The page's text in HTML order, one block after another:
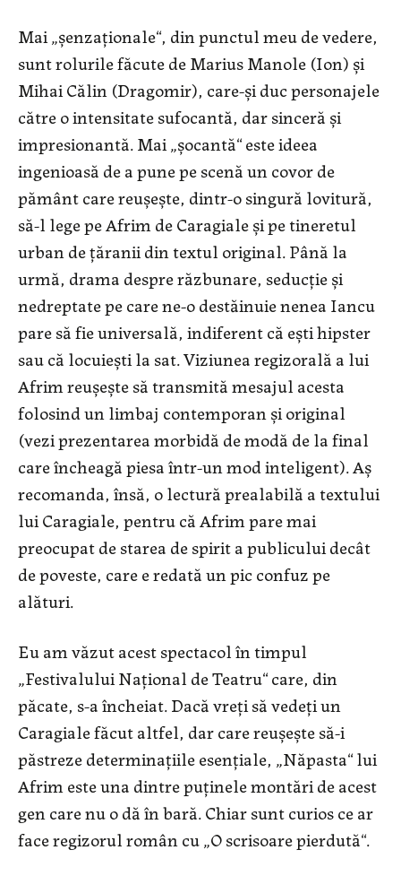
Mai „șenzaționale“, din punctul meu de vedere,
sunt rolurile făcute de Marius Manole (Ion) și
Mihai Călin (Dragomir), care-și duc personajele
către o intensitate sufocantă, dar sinceră și
impresionantă. Mai „șocantă“ este ideea
ingenioasă de a pune pe scenă un covor de
pământ care reușește, dintr-o singură lovitură,
să-l lege pe Afrim de Caragiale și pe tineretul
urban de țăranii din textul original. Până la
urmă, drama despre răzbunare, seducție și
nedreptate pe care ne-o destăinuie nenea Iancu
pare să fie universală, indiferent că ești hipster
sau că locuiești la sat. Viziunea regizorală a lui
Afrim reușește să transmită mesajul acesta
folosind un limbaj contemporan și original
(vezi prezentarea morbidă de modă de la final
care încheagă piesa într-un mod inteligent). Aș
recomanda, însă, o lectură prealabilă a textului
lui Caragiale, pentru că Afrim pare mai
preocupat de starea de spirit a publicului decât
de poveste, care e redată un pic confuz pe
alături.
Eu am văzut acest spectacol în timpul
„Festivalului Național de Teatru“ care, din
păcate, s-a încheiat. Dacă vreți să vedeți un
Caragiale făcut altfel, dar care reușește să-i
păstreze determinațiile esențiale, „Năpasta“ lui
Afrim este una dintre puținele montări de acest
gen care nu o dă în bară. Chiar sunt curios ce ar
face regizorul român cu „O scrisoare pierdută“.